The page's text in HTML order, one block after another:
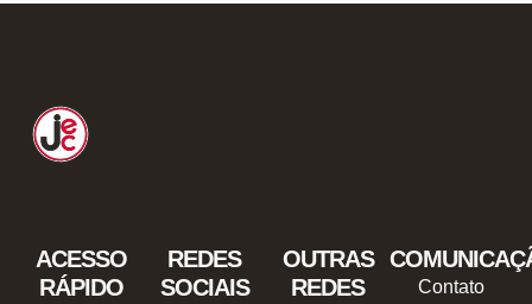
ACESSO
RÁPIDO
REDES
SOCIAIS
OUTRAS
REDES
Contato